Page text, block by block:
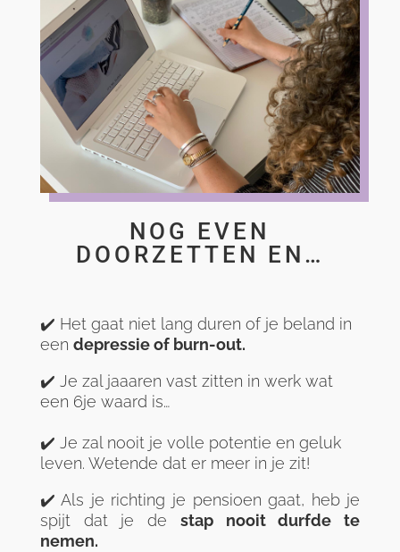
NOG EVEN
DOORZETTEN EN…
✔️ Het gaat niet lang duren of je beland in
een depressie of burn-out.
✔️ Je zal jaaaren vast zitten in werk wat
een 6je waard is…
✔️ Je zal nooit je volle potentie en geluk
leven. Wetende dat er meer in je zit!
✔️ Als je richting je pensioen gaat, heb je
spijt dat je de stap nooit durfde te
nemen.